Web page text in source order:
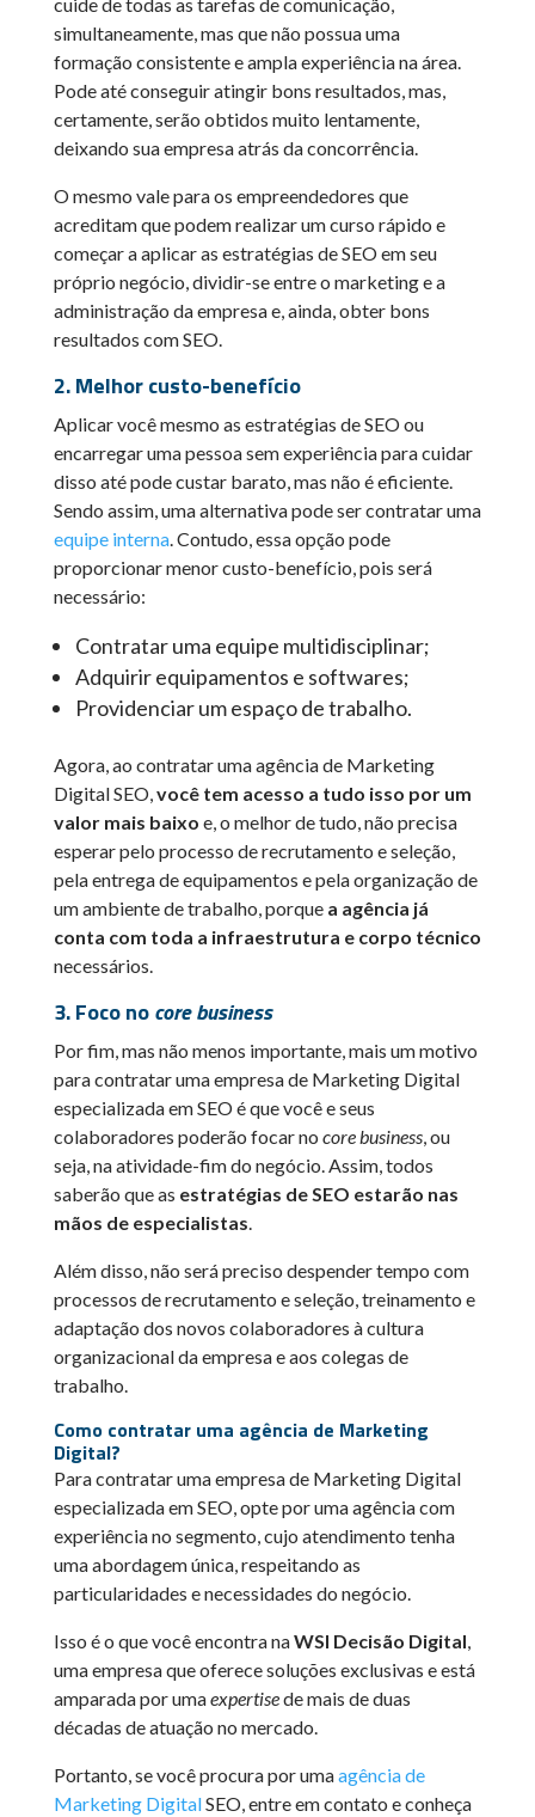
cuide de todas as tarefas de comunicação,
simultaneamente, mas que não possua uma
formação consistente e ampla experiência na área.
Pode até conseguir atingir bons resultados, mas,
certamente, serão obtidos muito lentamente,
deixando sua empresa atrás da concorrência.
O mesmo vale para os empreendedores que
acreditam que podem realizar um curso rápido e
começar a aplicar as estratégias de SEO em seu
próprio negócio, dividir-se entre o marketing e a
administração da empresa e, ainda, obter bons
resultados com SEO.
2. Melhor custo-benefício
Aplicar você mesmo as estratégias de SEO ou
encarregar uma pessoa sem experiência para cuidar
disso até pode custar barato, mas não é eficiente.
Sendo assim, uma alternativa pode ser contratar uma
equipe interna. Contudo, essa opção pode
proporcionar menor custo-benefício, pois será
necessário:
Contratar uma equipe multidisciplinar;
Adquirir equipamentos e softwares;
Providenciar um espaço de trabalho.
Agora, ao contratar uma agência de Marketing
Digital SEO,você tem acesso a tudo isso por um
valor mais baixo e, o melhor de tudo, não precisa
esperar pelo processo de recrutamento e seleção,
pela entrega de equipamentos e pela organização de
um ambiente de trabalho, porque a agência já
conta com toda a infraestrutura e corpo técnico
necessários.
3. Foco nocore business
Por fim, mas não menos importante, mais um motivo
para contratar uma empresa de Marketing Digital
especializada em SEO é que você e seus
colaboradores poderão focar no core business, ou
seja, na atividade-fim do negócio. Assim, todos
saberão que as estratégias de SEO estarão nas
mãos de especialistas.
Além disso, não será preciso despender tempo com
processos de recrutamento e seleção, treinamento e
adaptação dos novos colaboradores à cultura
organizacional da empresa e aos colegas de
trabalho.
Como contratar uma agência de Marketing
Digital?
Para contratar uma empresa de Marketing Digital
especializada em SEO, opte por uma agência com
experiência no segmento, cujo atendimento tenha
uma abordagem única, respeitando as
particularidades e necessidades do negócio.
Isso é o que você encontra naWSI Decisão Digital,
uma empresa que oferece soluções exclusivas e está
amparada por umaexpertisede mais de duas
décadas de atuação no mercado.
Portanto, se você procura por umaagência de
Marketing DigitalSEO, entre em contato e conheça